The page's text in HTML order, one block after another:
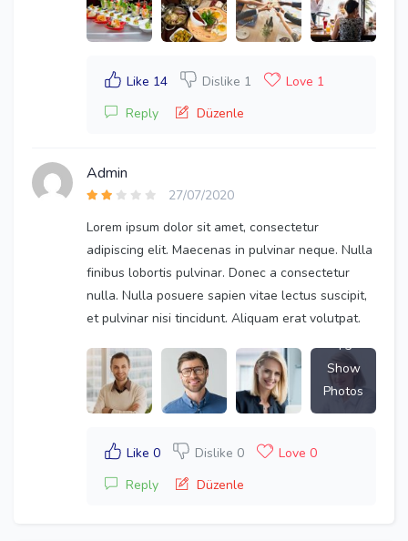
Like 14 Dislike 1
Love 1
Reply
Düzenle
Admin
27/07/2020
Lorem ipsum dolor sit amet, consectetur
adipiscing elit. Maecenas in pulvinar neque. Nulla
finibus lobortis pulvinar. Donec a consectetur
nulla. Nulla posuere sapien vitae lectus suscipit,
et pulvinar nisi tincidunt. Aliquam erat volutpat.
+5
Show
Photos
Like 0 Dislike 0
Love 0
Reply
Düzenle